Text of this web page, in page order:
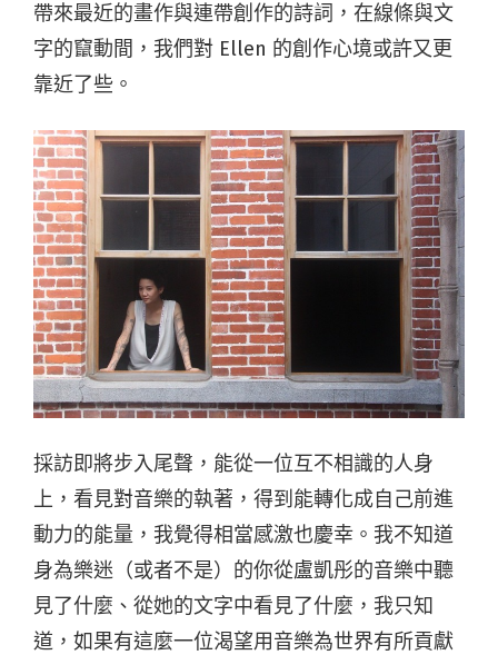
帶來最近的畫作與連帶創作的詩詞，在線條與文
字的竄動間，我們對 Ellen 的創作心境或許又更
靠近了些。
採訪即將步入尾聲，能從一位互不相識的人身
上，看見對音樂的執著，得到能轉化成自己前進
動力的能量，我覺得相當感激也慶幸。我不知道
身為樂迷（或者不是）的你從盧凱彤的音樂中聽
見了什麼、從她的文字中看見了什麼，我只知
道，如果有這麼一位渴望用音樂為世界有所貢獻